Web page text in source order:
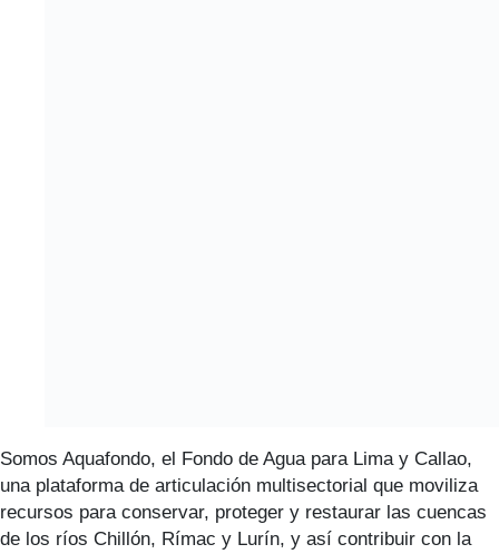
Somos Aquafondo, el Fondo de Agua para Lima y Callao,
una plataforma de articulación multisectorial que moviliza
recursos para conservar, proteger y restaurar las cuencas
de los ríos Chillón, Rímac y Lurín, y así contribuir con la